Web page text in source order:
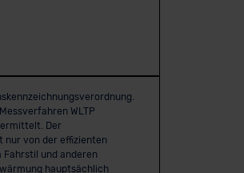
WLTP
Der
nur von der effizienten
Fahrstil und anderen
hauptsächlich